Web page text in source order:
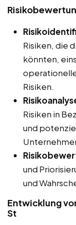
Risiken, die
könnten,
Risiken.
Risiken in
und
und
und
Entwicklung
St